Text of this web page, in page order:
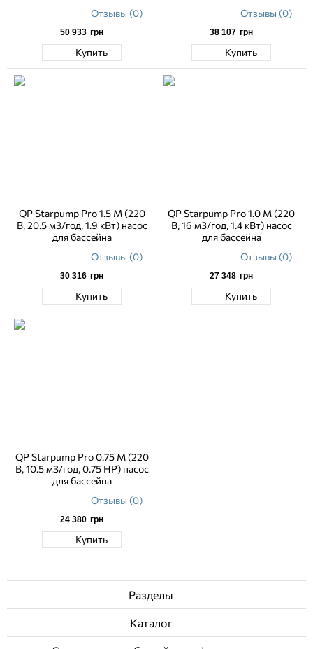
Отзывы (0)
50 933 грн
Купить
Отзывы (0)
38 107 грн
Купить
QP Starpump Pro 1.5 M (220
В, 20.5 м3/год, 1.9 кВт) насос
для бассейна
Отзывы (0)
30 316 грн
Купить
QP Starpump Pro 1.0 M (220
В, 16 м3/год, 1.4 кВт) насос
для бассейна
Отзывы (0)
27 348 грн
Купить
QP Starpump Pro 0.75 M (220
В, 10.5 м3/год, 0.75 HP) насос
для бассейна
Отзывы (0)
24 380 грн
Купить
Разделы
Каталог